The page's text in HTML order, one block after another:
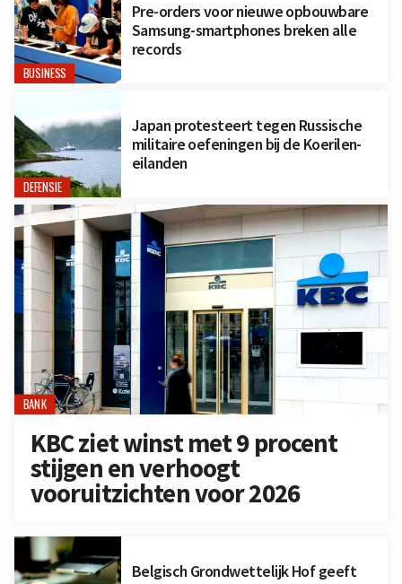
BUSINESS
Pre-orders voor nieuwe opbouwbare
Samsung-smartphones breken alle
records
DEFENSIE
Japan protesteert tegen Russische
militaire oefeningen bij de Koerilen-
eilanden
BANK
KBC ziet winst met 9 procent
stijgen en verhoogt
vooruitzichten voor 2026
Belgisch Grondwettelijk Hof geeft